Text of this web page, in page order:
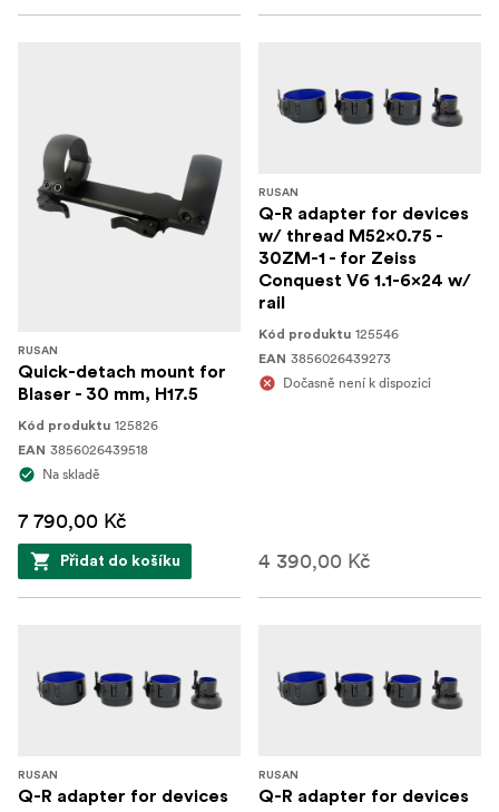
RUSAN
Quick-detach mount for
Blaser - 30 mm, H17.5
Kód produktu 125826
EAN 3856026439518
Na skladě
7 790,00 Kč
Přidat do košíku
RUSAN
Q-R adapter for devices
w/ thread M52x0.75 -
30ZM-1 - for Zeiss
Conquest V6 1.1-6x24 w/
rail
Kód produktu 125546
EAN 3856026439273
Dočasně není k dispozici
4 390,00 Kč
RUSAN
Q-R adapter for devices
RUSAN
Q-R adapter for devices